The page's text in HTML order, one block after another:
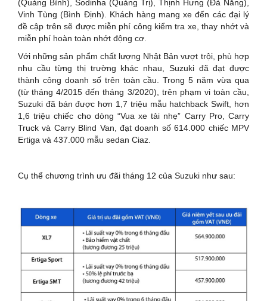
(Quảng Bình), Sodinha (Quảng Trị), Thịnh Hưng (Đà Nẵng),
Vinh Tùng (Bình Định). Khách hàng mang xe đến các đại lý
đề cập trên sẽ được miễn phí công kiểm tra xe, thay nhớt và
miễn phí hoàn toàn nhớt động cơ.
Với những sản phẩm chất lượng Nhật Bản vượt trội, phù hợp
nhu cầu từng thị trường khác nhau, Suzuki đã đạt được
thành công doanh số trên toàn cầu. Trong 5 năm vừa qua
(từ tháng 4/2015 đến tháng 3/2020), trên phạm vi toàn cầu,
Suzuki đã bán được hơn 1,7 triệu mẫu hatchback Swift, hơn
1,6 triệu chiếc cho dòng “Vua xe tải nhẹ” Carry Pro, Carry
Truck và Carry Blind Van, đạt doanh số 614.000 chiếc MPV
Ertiga và 437.000 mẫu sedan Ciaz.
Cụ thể chương trình ưu đãi tháng 12 của Suzuki như sau: